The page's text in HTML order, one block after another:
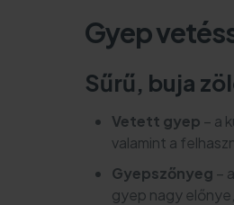
Gyep
Sűrű, buja
Vetett gyep – a
valamint a
Gyepszőnyeg –
gyep nagy